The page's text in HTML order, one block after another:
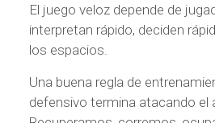
El juego veloz depende de
interpretan rápido, deciden
los espacios.
Una buena regla de
defensivo termina atacando el